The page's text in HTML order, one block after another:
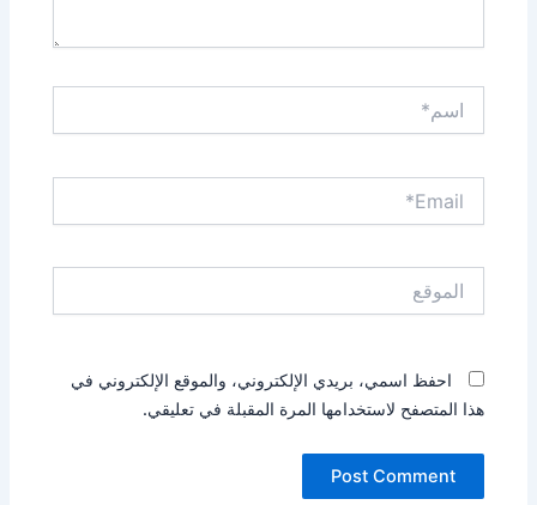
احفظ اسمي، بريدي الإلكتروني، والموقع الإلكتروني في
هذا المتصفح لاستخدامها المرة المقبلة في تعليقي.